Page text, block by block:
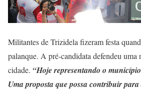
Militantes de Trizidela fizeram festa
palanque. A pré-candidata defendeu uma
cidade. “Hoje representando o
Uma proposta que possa contribuir